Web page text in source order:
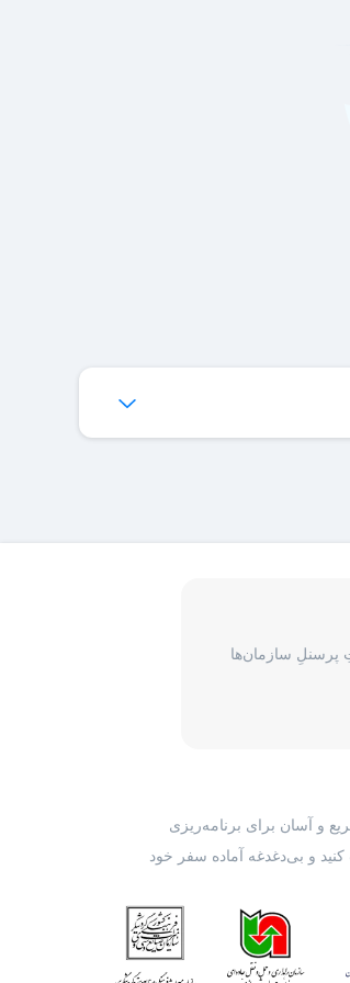
پرسنلِ سازمان‌ها
و آسان برای برنامه‌ریزی
کنید و بی‌دغدغه آماده سفر خود